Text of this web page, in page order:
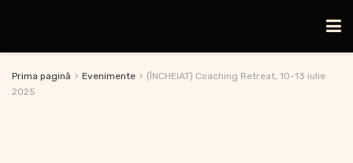
Prima pagină Evenimente
(ÎNCHEIAT) Coaching Retreat, 10-13 iulie
2025